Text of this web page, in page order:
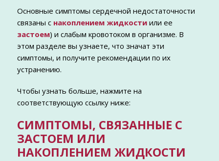
Основные симптомы сердечной недостаточности
связаны с накоплением жидкости или ее
застоем) и слабым кровотоком в организме. В
этом разделе вы узнаете, что значат эти
симптомы, и получите рекомендации по их
устранению.
Чтобы узнать больше, нажмите на
соответствующую ссылку ниже:
СИМПТОМЫ, СВЯЗАННЫЕ С
ЗАСТОЕМ ИЛИ
НАКОПЛЕНИЕМ ЖИДКОСТИ